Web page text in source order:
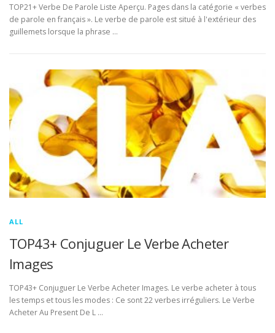
TOP21+ Verbe De Parole Liste Aperçu. Pages dans la catégorie « verbes
de parole en français ». Le verbe de parole est situé à l'extérieur des
guillemets lorsque la phrase …
ALL
TOP43+ Conjuguer Le Verbe Acheter
Images
TOP43+ Conjuguer Le Verbe Acheter Images. Le verbe acheter à tous
les temps et tous les modes : Ce sont 22 verbes irréguliers. Le Verbe
Acheter Au Present De L …